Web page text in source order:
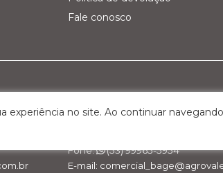
Fale conosco
Filial 03 - Agro Comercial dos
Fone:
(53) 99965-5954
E-mail:
experiência no site. Ao continuar